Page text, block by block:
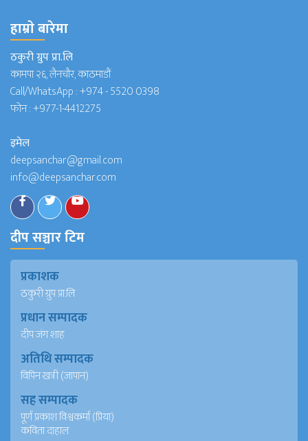
हाम्राे बारेमा
ठकुरी ग्रुप प्रा.लि
कामपा २६, लैनचौर, काठमाडौं
Call/WhatsApp :+974 - 5520 0398
फोन :+977-1-4412275
इमेल
deepsanchar@gmail.com
info@deepsanchar.com
दीप सञ्चार टिम
प्रकाशक
ठकुरी ग्रुप प्रा.लि
प्रधान सम्पादक
दीप जंग शाह
अतिथि सम्पादक
विपिन खत्री (जापान)
सह सम्पादक
पूर्ण प्रकाश विश्वकर्मा (प्रिया)
कविता दाहाल